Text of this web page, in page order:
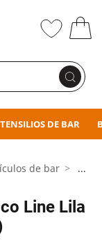
DE BAR
de bar ...
Line Lila